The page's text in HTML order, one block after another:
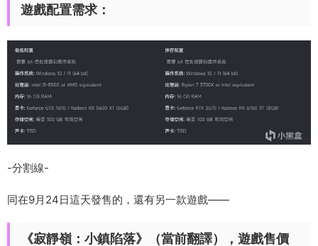
遊戲配置需求：
-分割線-
同在9月24日這天發售的，還有另一款遊戲——
《寂靜嶺：小鎮陷落》（當前翻譯），遊戲售價